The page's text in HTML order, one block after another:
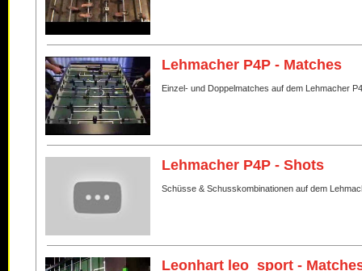
Lehmacher P4P - Matches
Einzel- und Doppelmatches auf dem Lehmacher
Lehmacher P4P - Shots
Schüsse & Schusskombinationen auf dem
Leonhart leo_sport -